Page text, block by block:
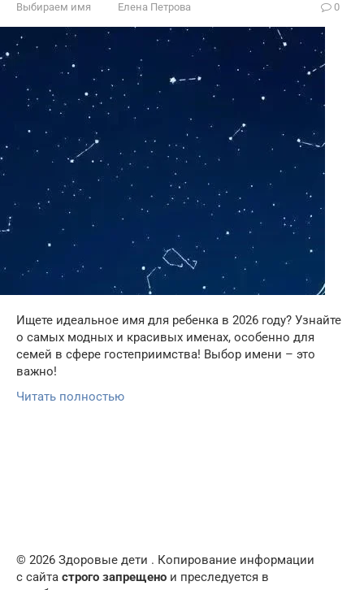
Выбираем имя Елена Петрова 0
Ищете идеальное имя для ребенка в 2026 году? Узнайте
о самых модных и красивых именах, особенно для
семей в сфере гостеприимства! Выбор имени – это
важно!
Читать полностью
© 2026 Здоровые дети . Копирование информации
с сайта строго запрещено и преследуется в